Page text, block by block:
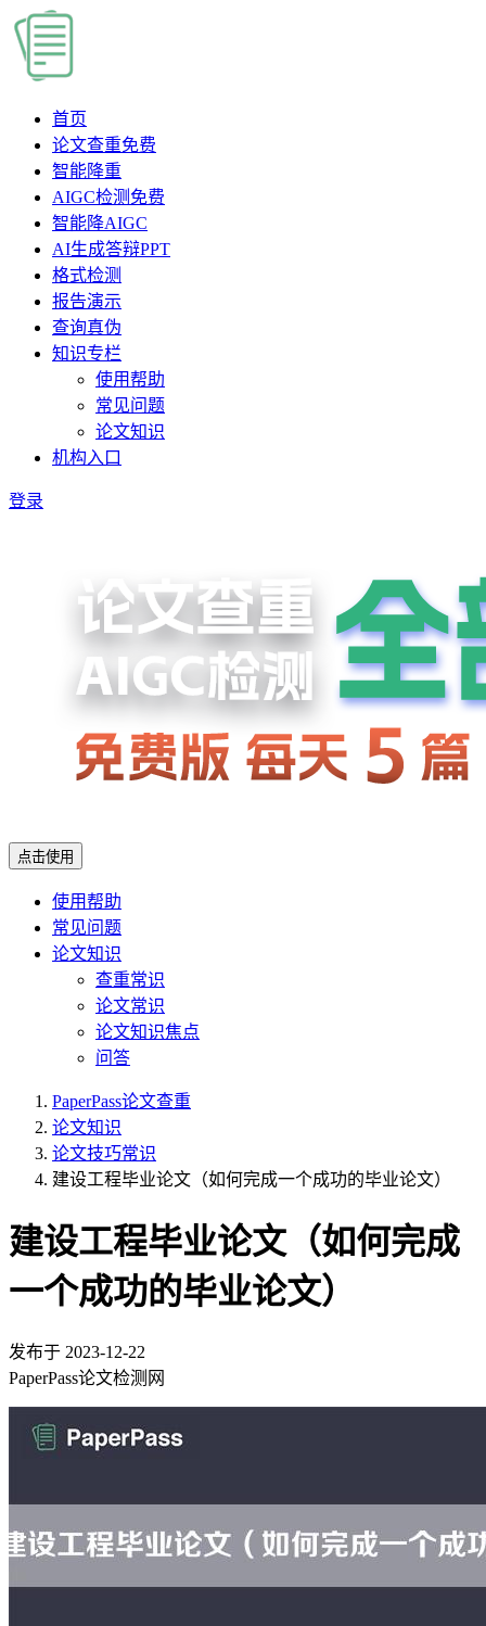
首页
论文查重免费
智能降重
AIGC检测 免费
智能降AIGC
AI生成答辩PPT
格式检测
报告演示
查询真伪
知识专栏
使用帮助
常见问题
论文知识
机构入口
登录
点击使用
使用帮助
常见问题
论文知识
查重常识
论文常识
论文知识焦点
问答
PaperPass论文查重
论文知识
论文技巧常识
建设工程毕业论文（如何完成一个成功的毕业论文）
建设工程毕业论文（如何完成
一个成功的毕业论文）
发布于 2023-12-22
PaperPass论文检测网